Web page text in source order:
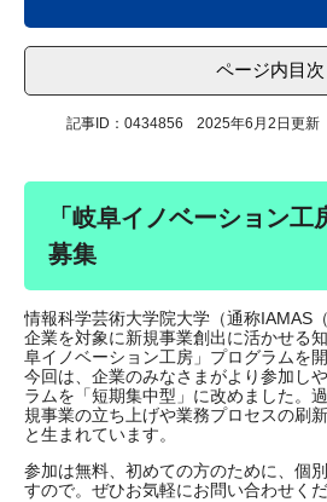
ページ内目次
記事ID：0434856 2025年6月2日更新
「岐阜イノベーション工
募集
情報科学芸術大学院大学（通称IAMAS
企業を対象に新規事業創出に活かせる
阜イノベーション工房」プログラムを
今回は、企業のみなさまがより参加し
ラムを「短期集中型」に改めました。
規事業の立ち上げや業務プロセスの刷
と生まれています。
参加は無料、初めての方のために、個
すので。ぜひお気軽にお問い合わせくだ